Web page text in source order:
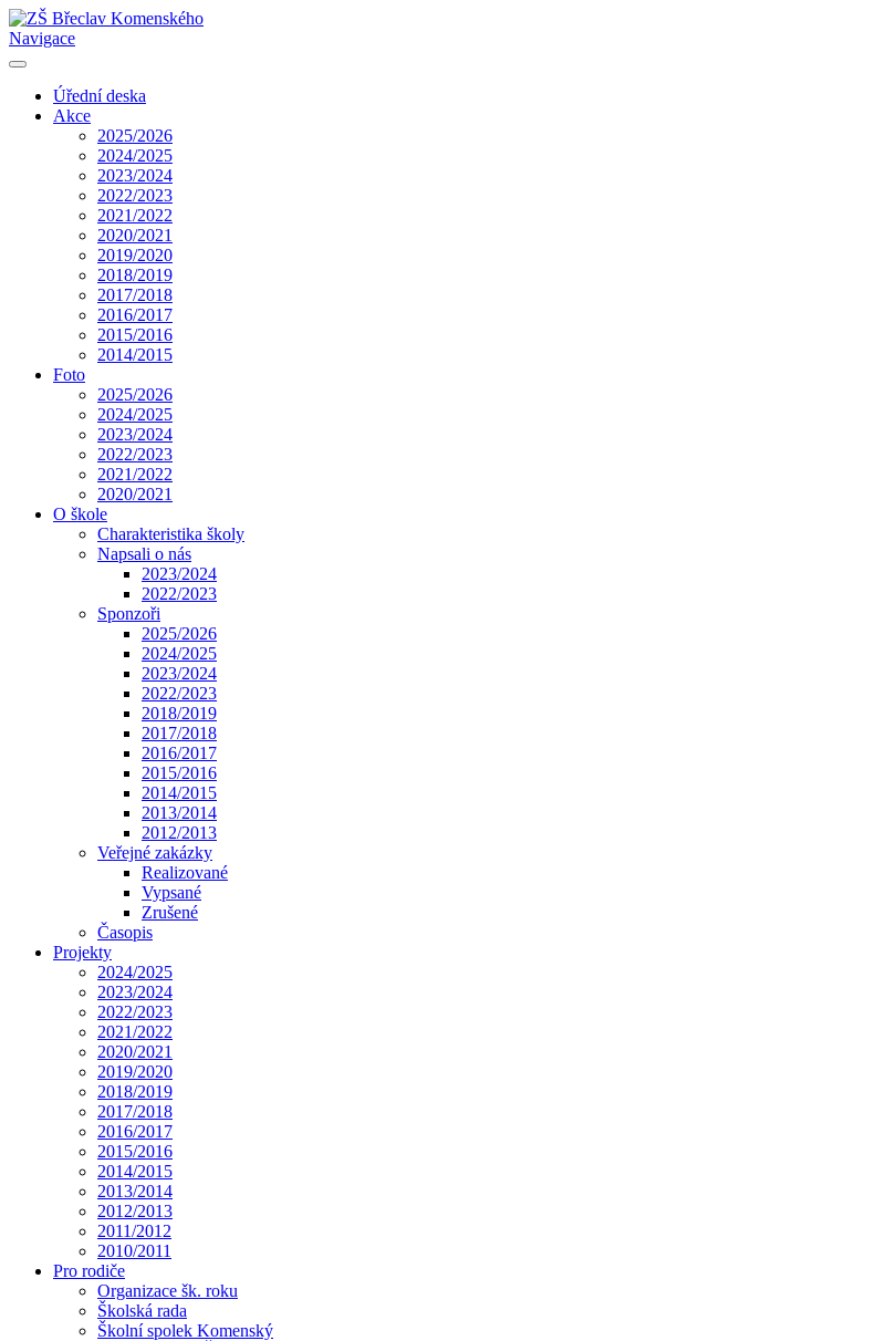
Navigace
Úřední deska
Akce
2025/2026
2024/2025
2023/2024
2022/2023
2021/2022
2020/2021
2019/2020
2018/2019
2017/2018
2016/2017
2015/2016
2014/2015
Foto
2025/2026
2024/2025
2023/2024
2022/2023
2021/2022
2020/2021
O škole
Charakteristika školy
Napsali o nás
2023/2024
2022/2023
Sponzoři
2025/2026
2024/2025
2023/2024
2022/2023
2018/2019
2017/2018
2016/2017
2015/2016
2014/2015
2013/2014
2012/2013
Veřejné zakázky
Realizované
Vypsané
Zrušené
Časopis
Projekty
2024/2025
2023/2024
2022/2023
2021/2022
2020/2021
2019/2020
2018/2019
2017/2018
2016/2017
2015/2016
2014/2015
2013/2014
2012/2013
2011/2012
2010/2011
Pro rodiče
Organizace šk. roku
Školská rada
Školní spolek Komenský